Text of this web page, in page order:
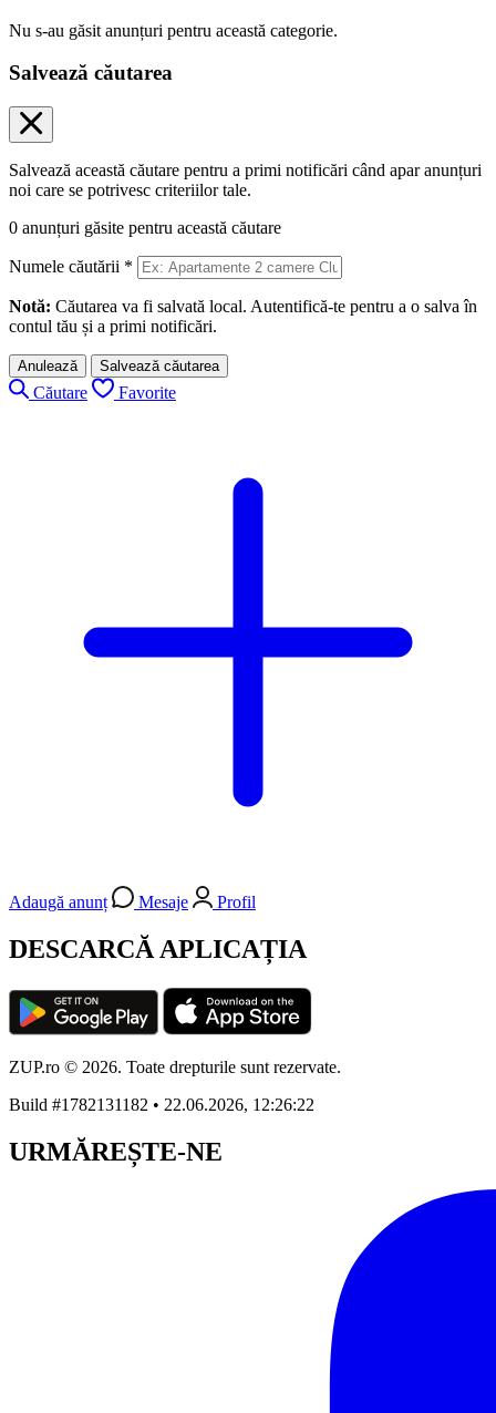
Nu s-au găsit anunțuri pentru această categorie.
Salvează căutarea
Salvează această căutare pentru a primi notificări când apar anunțuri
noi care se potrivesc criteriilor tale.
0 anunțuri găsite pentru această căutare
Numele căutării *
Notă: Căutarea va fi salvată local. Autentifică-te pentru a o salva în
contul tău și a primi notificări.
Anulează Salvează căutarea
Căutare Favorite
Adaugă anunț Mesaje Profil
DESCARCĂ APLICAȚIA
ZUP.ro © 2026. Toate drepturile sunt rezervate.
Build #1782131182 • 22.06.2026, 12:26:22
URMĂREȘTE-NE